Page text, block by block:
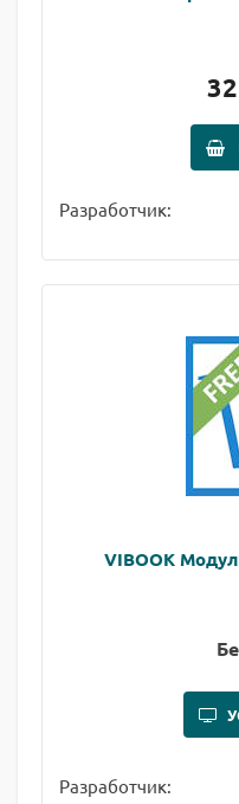
Разработчик:
VIBOOK
Разработчик: